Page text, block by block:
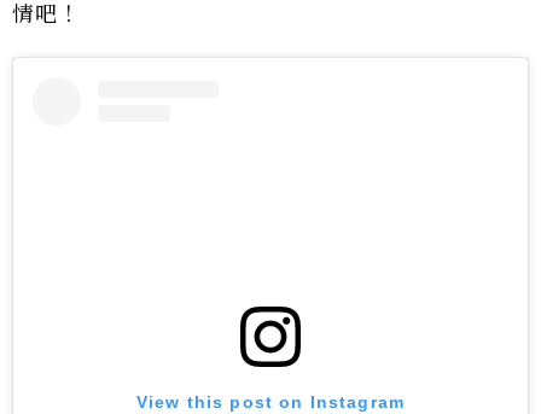
情吧！
View this post on Instagram